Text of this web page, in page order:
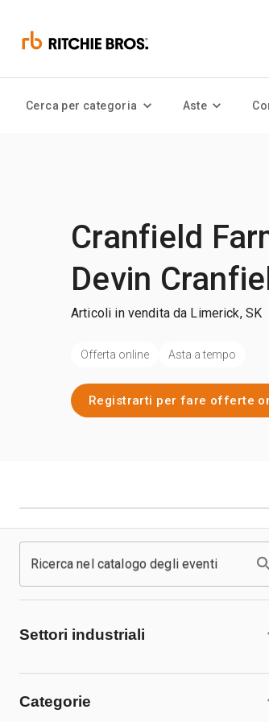
Cerca per categoria Aste
Cranfield
Devin
Articoli in vendita da Limerick, SK
Offerta online Asta a tempo
Registrarti per fare offerte
Ricerca nel catalogo degli eventi
Settori industriali
Categorie